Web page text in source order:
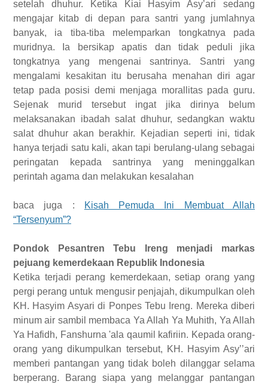
setelah dhuhur. Ketika Kiai Hasyim Asy’arisedang
mengajar kitab di depan para santri yang jumlahnya
banyak, ia tiba-tiba melemparkan tongkatnya pada
muridnya. Ia bersikap apatis dantidak peduli
jika
tongkatnya yang mengenai santrinya. Santri yang
mengalami
kesakitan itu berusaha menahan diri agar
tetap pada posisi demi menjaga morallitas pada guru.
Sejenak murid tersebut ingat jika dirinya belum
melaksanakan ibadahsalat dhuhur, sedangkan waktu
salatdhuhur akan berakhir. Kejadian seperti ini, tidak
hanyaterjadi satu kali, akantapi berulang-ulang sebagai
peringatan
kepada santrinya yang meninggalkan
perintah agama dan melakukan kesalahan
baca juga :
Kisah Pemuda Ini Membuat Allah
“Tersenyum”?
Pondok Pesantren Tebu Ireng menjadi markas
pejuang kemerdekaan Republik Indonesia
Ketika terjadi perang kemerdekaan, setiap orang yang
pergi perang untuk mengusir penjajah, dikumpulkan oleh
KH. Hasyim Asyari di PonpesTebu Ireng. Mereka diberi
minum air sambil membaca Ya Allah Ya Muhith, Ya Allah
Ya Hafidh, Fanshurna 'ala qaumil kafiriin. Kepada orang-
orang yangdikumpulkan tersebut, KH. Hasyim Asy’’ari
memberi pantangan yang tidak boleh di langgar selama
berperang. Barang siapa yang melanggar pantangan